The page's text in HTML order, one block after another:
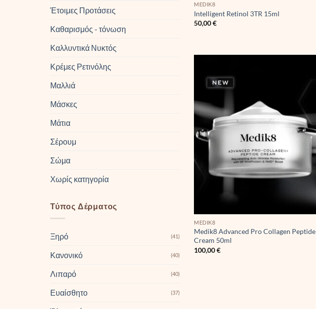
Έτοιμες Προτάσεις
Καθαρισμός - τόνωση
Καλλυντικά Νυκτός
Κρέμες Ρετινόλης
Μαλλιά
Μάσκες
Μάτια
Σέρουμ
Σώμα
Χωρίς κατηγορία
Τύπος Δέρματος
Ξηρό (41)
Κανονικό (40)
Λιπαρό (40)
Ευαίσθητο (37)
MEDIK8
Intelligent Retinol 3TR 15ml
50,00€
MEDIK8
Medik8 Advanced Pro Collagen Peptide
Cream 50ml
100,00€